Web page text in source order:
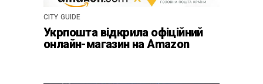
CITY GUIDE
Укрпошта відкрила офіційний
онлайн-магазин на Amazon